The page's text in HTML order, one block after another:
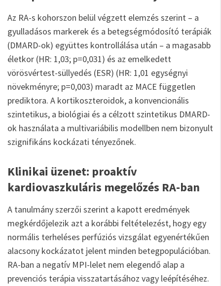
Az RA-s kohorszon belül végzett elemzés szerint – a
gyulladásos markerek és a betegségmódosító terápiák
(DMARD-ok) együttes kontrollálása után – a magasabb
életkor (HR: 1,03; p=0,031) és az emelkedett
vörösvértest-süllyedés (ESR) (HR: 1,01 egységnyi
növekményre; p=0,003) maradt az MACE független
prediktora. A kortikoszteroidok, a konvencionális
szintetikus, a biológiai és a célzott szintetikus DMARD-
ok használata a multivariábilis modellben nem bizonyult
szignifikáns kockázati tényezőnek.
Klinikai üzenet: proaktív
kardiovaszkuláris megelőzés RA-ban
A tanulmány szerzői szerint a kapott eredmények
megkérdőjelezik azt a korábbi feltételezést, hogy egy
normális terheléses perfúziós vizsgálat egyenértékűen
alacsony kockázatot jelent minden betegpopulációban.
RA-ban a negatív MPI-lelet nem elegendő alap a
prevenciós terápia visszatartásához vagy leépítéséhez.